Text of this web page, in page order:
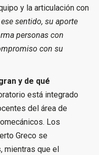
y la articulación con
ese sentido, su aporte
personas con
con su
y de qué
está integrado
del área de
Los
Greco se
mientras que el